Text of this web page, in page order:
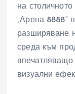
на
„Арена 8888“
разширяване
среда към
визуални